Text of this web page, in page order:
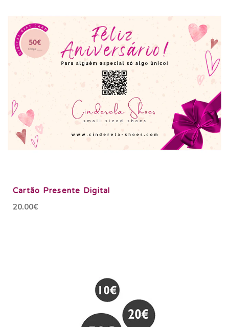
Cartão Presente Digital
20.00€